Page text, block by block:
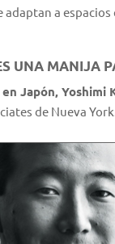
adaptan a
UNA MANIJA
en Japón,
de Nueva